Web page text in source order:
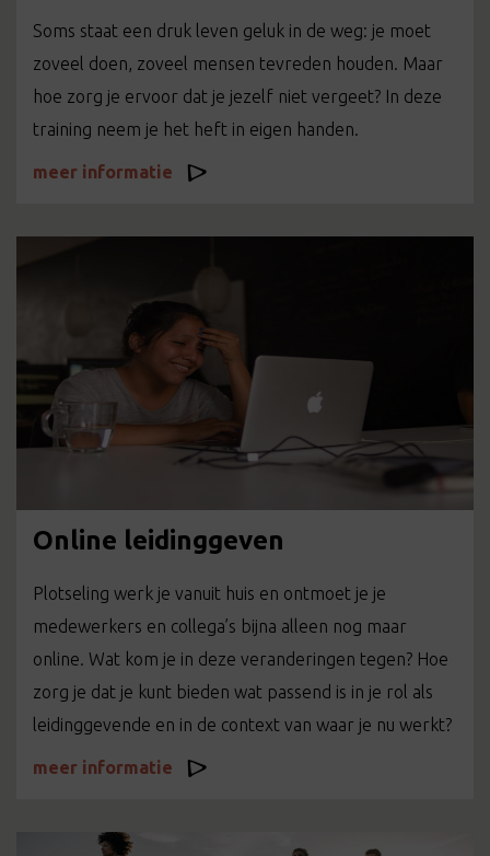
Soms staat een druk leven geluk in de weg: je moet
zoveel doen, zoveel mensen tevreden houden. Maar
hoe zorg je ervoor dat je jezelf niet vergeet? In deze
training neem je het heft in eigen handen.
meer informatie
Online leidinggeven
Plotseling werk je vanuit huis en ontmoet je je
medewerkers en collega’s bijna alleen nog maar
online. Wat kom je in deze veranderingen tegen? Hoe
zorg je dat je kunt bieden wat passend is in je rol als
leidinggevende en in de context van waar je nu werkt?
meer informatie